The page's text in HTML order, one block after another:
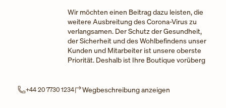
Wir möchten einen Beitrag dazu leisten, die
weitere Ausbreitung des Corona-Virus zu
verlangsamen. Der Schutz der Gesundheit,
der Sicherheit und des Wohlbefindens unser
Kunden und Mitarbeiter ist unsere oberste
Priorität. Deshalb ist Ihre Boutique vorüberg
+44 20 7730 1234 Wegbeschreibung anzeigen